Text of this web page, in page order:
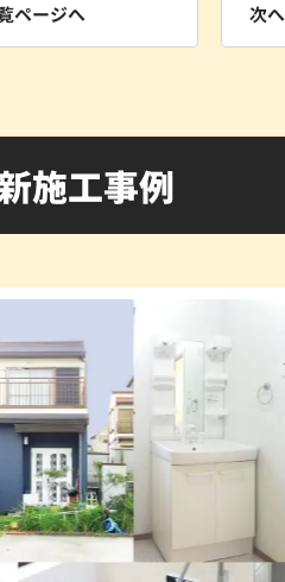
ページへ 次へ
施工事例